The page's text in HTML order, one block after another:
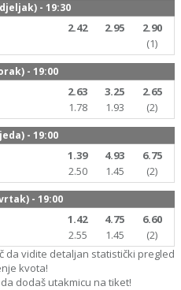
- 19:30
2.42 2.95
2.90
(1)
- 19:00
2.63 3.25
2.65
1.78
1.93 (2)
- 19:00
1.39 4.93
6.75
2.50
1.45 (2)
- 19:00
1.42 4.75
6.60
2.55
1.45
(2)
da vidite detaljan statistički pregled
kvota!
dodaš utakmicu na tiket!